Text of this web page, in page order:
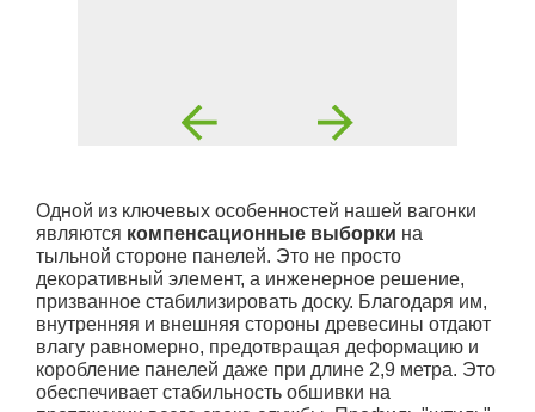
Одной из ключевых особенностей нашей вагонки
являются компенсационные выборки на
тыльной стороне панелей. Это не просто
декоративный элемент, а инженерное решение,
призванное стабилизировать доску. Благодаря им,
внутренняя и внешняя стороны древесины отдают
влагу равномерно, предотвращая деформацию и
коробление панелей даже при длине 2,9 метра. Это
обеспечивает стабильность обшивки на